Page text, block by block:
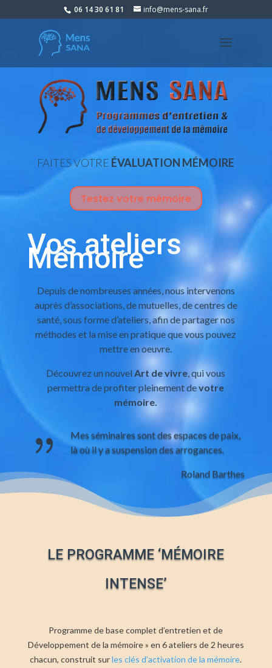
06 14 30 61 81 info@mens-sana.fr
FAITES VOTRE ÉVALUATION MÉMOIRE
Testez votre mémoire
Vos ateliers
Mémoire
Depuis de nombreuses années, nous intervenons
auprès d’associations, de mutuelles, de centres de
santé, sous forme d’ateliers, afin de partager nos
méthodes et la mise en pratique que vous pouvez
mettre en oeuvre.
Découvrez un nouvelArt de vivre, qui vous
permettra de profiter pleinement devotre
mémoire.
{
Mes séminaires sont des espaces de paix,
là où il y a suspension des arrogances.
Roland Barthes
LE PROGRAMME ‘MÉMOIRE
INTENSE’
Programme de base complet d’entretien et de
Développement de la mémoire » en 6 ateliers de 2 heures
chacun, construit surles clés d’activation de la mémoire.